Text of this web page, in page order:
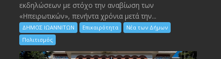
εκδηλώσεων με στόχο την αναβίωση των
«Ηπειρωτικών», πενήντα χρόνια μετά την...
ΔΗΜΟΣ ΙΩΑΝΝΙΤΩΝ Επικαιρότητα
Νέα των Δήμων
Πολιτισμός